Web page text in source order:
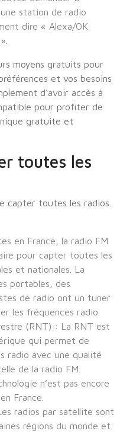
station de radio
dire « Alexa/OK
moyens gratuits pour
et vos besoins
d’avoir accès à
pour profiter de
gratuite et
toutes les
capter toutes les radios.
en France, la radio FM
pour capter toutes les
et nationales. La
portables, des
de radio ont un tuner
les fréquences radio.
(RNT) : La RNT est
qui permet de
radio avec une qualité
de la radio FM.
n’est pas encore
France.
radios par satellite sont
régions du monde et